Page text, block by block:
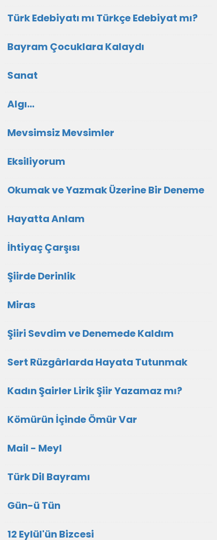
Türk Edebiyatı mı Türkçe Edebiyat mı?
Bayram Çocuklara Kalaydı
Sanat
Algı...
Mevsimsiz Mevsimler
Eksiliyorum
Okumak ve Yazmak Üzerine Bir Deneme
Hayatta Anlam
İhtiyaç Çarşısı
Şiirde Derinlik
Miras
Şiiri Sevdim ve Denemede Kaldım
Sert Rüzgârlarda Hayata Tutunmak
Kadın Şairler Lirik Şiir Yazamaz mı?
Kömürün İçinde Ömür Var
Mail - Meyl
Türk Dil Bayramı
Gün-ü Tün
12 Eylül'ün Bizcesi